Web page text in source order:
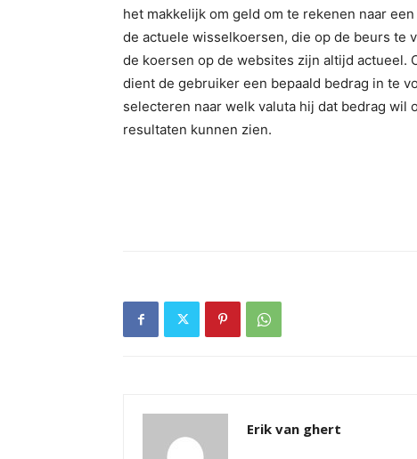
het makkelijk om geld om te rekenen naar
de actuele wisselkoersen, die op de beurs te
de koersen op de websites zijn altijd actueel.
dient de gebruiker een bepaald bedrag in te
selecteren naar welk valuta hij dat bedrag wil
resultaten kunnen zien.
Erik van ghert